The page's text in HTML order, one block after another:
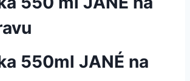
550ml JANÉ na